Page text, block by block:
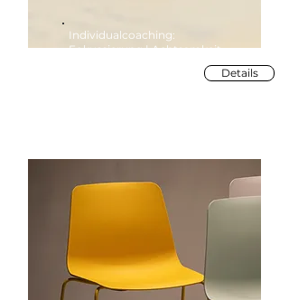
Individualcoaching:
Fokussierung | Achtsamkeit
Details